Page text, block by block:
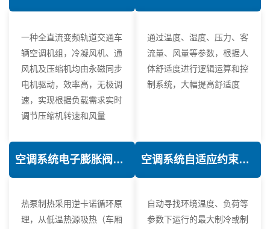
一种全直流变频轨道交通车
辆空调机组，冷凝风机、通
风机及压缩机均由永磁同步
电机驱动，效率高，无极调
速，实现根据负载需求实时
调节压缩机转速和风量
通过温度、湿度、压力、客
流量、风量等参数，根据人
体舒适度进行逻辑运算和控
制系统，大幅提高舒适度
空调系统电子膨胀阀热力学优化技术
热泵制热采用逆卡诺循环原
理，从低温热源吸热（车厢
空调系统自适应约束控制技术
自动寻找环境温度、负荷等
参数下运行的最大制冷或制